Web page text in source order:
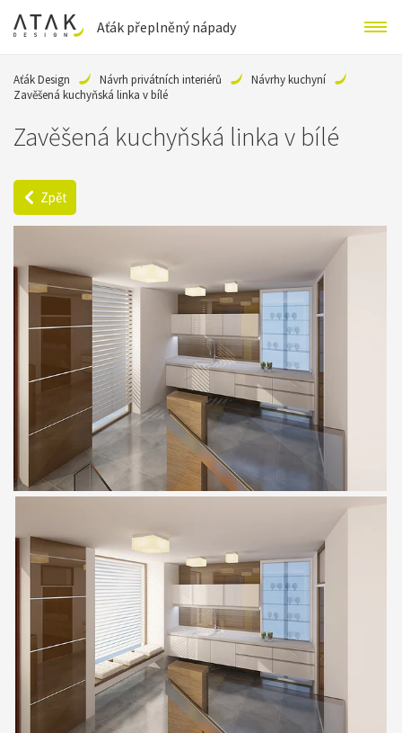
Aťák přeplněný nápady
Aťák Design Návrh privátních interiérů
Návrhy kuchyní
Zavěšená kuchyňská linka v bílé
Zavěšená kuchyňská linka v bílé
Zpět